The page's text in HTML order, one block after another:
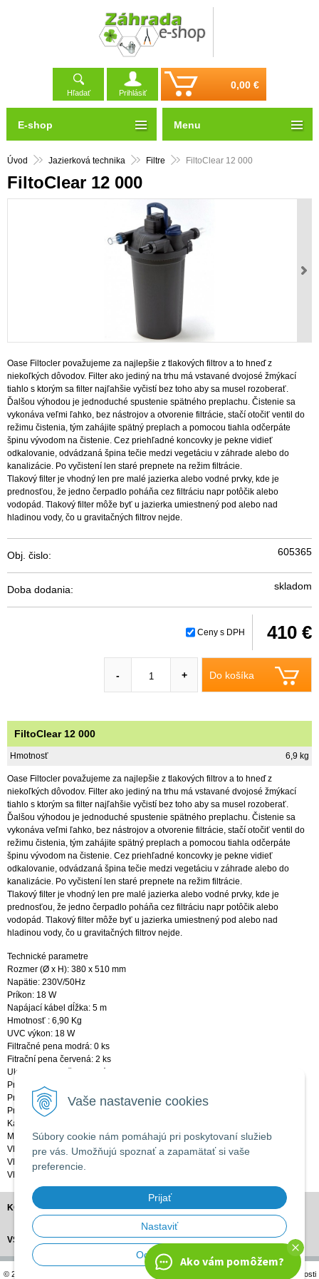
Vaše nastavenie cookies
Súbory cookie nám pomáhajú pri poskytovaní služieb
pre vás. Umožňujú spoznať a zapamätať si vaše
preferencie.
Prijať
Nastaviť
Odmietnuť
Hľadať Prihlásiť
0,00 €
Úvod Jazierková technika Filtre FiltoClear 12 000
FiltoClear 12 000
Oase Filtocler považujeme za najlepšie z tlakových filtrov a to hneď z
niekoľkých dôvodov. Filter ako jediný na trhu má vstavané dvojosé žmýkací
tiahlo s ktorým sa filter najľahšie vyčistí bez toho aby sa musel rozoberať.
Ďalšou výhodou je jednoduché spustenie spätného preplachu. Čistenie sa
vykonáva veľmi ľahko, bez nástrojov a otvorenie filtrácie, stačí otočiť ventil do
režimu čistenia, tým zahájite spätný preplach a pomocou tiahla odčerpáte
špinu vývodom na čistenie. Cez priehľadné koncovky je pekne vidieť
odkalovanie, odvádzaná špina tečie medzi vegetáciu v záhrade alebo do
kanalizácie. Po vyčistení len staré prepnete na režim filtrácie.
Tlakový filter je vhodný len pre malé jazierka alebo vodné prvky, kde je
prednosťou, že jedno čerpadlo poháňa cez filtráciu napr potôčik alebo
vodopád. Tlakový filter môže byť u jazierka umiestnený pod alebo nad
hladinou vody, čo u gravitačných filtrov nejde.
Obj. čislo: 605365
Doba dodania: skladom
Ceny s DPH 410 €
Do košíka
- +
FiltoClear 12 000
Hmotnosť 6,9 kg
Oase Filtocler považujeme za najlepšie z tlakových filtrov a to hneď z
niekoľkých dôvodov. Filter ako jediný na trhu má vstavané dvojosé žmýkací
tiahlo s ktorým sa filter najľahšie vyčistí bez toho aby sa musel rozoberať.
Ďalšou výhodou je jednoduché spustenie spätného preplachu. Čistenie sa
vykonáva veľmi ľahko, bez nástrojov a otvorenie filtrácie, stačí otočiť ventil do
režimu čistenia, tým zahájite spätný preplach a pomocou tiahla odčerpáte
špinu vývodom na čistenie. Cez priehľadné koncovky je pekne vidieť
odkalovanie, odvádzaná špina tečie medzi vegetáciu v záhrade alebo do
kanalizácie. Po vyčistení len staré prepnete na režim filtrácie.
Tlakový filter je vhodný len pre malé jazierka alebo vodné prvky, kde je
prednosťou, že jedno čerpadlo poháňa cez filtráciu napr potôčik alebo
vodopád. Tlakový filter môže byť u jazierka umiestnený pod alebo nad
hladinou vody, čo u gravitačných filtrov nejde.
Technické parametre
Rozmer (Ø x H): 380 x 510 mm
Napätie: 230V/50Hz
Príkon: 18 W
Napájací kábel dĺžka: 5 m
Hmotnosť : 6,90 Kg
UVC výkon: 18 W
Filtračné pena modrá: 0 ks
Fitrační pena červená: 2 ks
Ukazovateľ znečistenie: áno
Pripojenie prívodu: 1/4 ", 1", 11/4 ", 11/2"
Pripojenie výstupu: 1/4 ", 1", 11/4 ", 11/2"
Pripojenie odkaľovacieho výstupu: 1/4 ", 1", 11/4 ", 11/2"
Kapacita čerpadla max: 8000 luh
Max. prevádzkový tlak: 0,20 bar
Vhodný pre jazierka do max: 12 m3
Vhodný pre jazierka s rybami: 6 m3
Vhodný pre jazierka s Koi: 3 m3
E-shop Menu
KONTAKT
VŠETKO O NÁKUPE
© 2026 APRO Záhradné centrum • tvorba eshopu cez UNIobchod spoločnosti
Ako vám pomôžem?